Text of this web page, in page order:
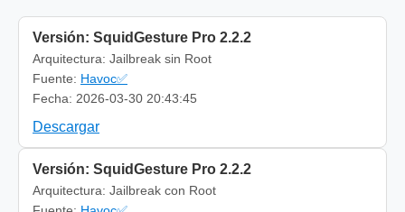
Versión: SquidGesture Pro 2.2.2
Arquitectura: Jailbreak sin Root
Fuente: Havoc✅
Fecha: 2026-03-30 20:43:45
Descargar
Versión: SquidGesture Pro 2.2.2
Arquitectura: Jailbreak con Root